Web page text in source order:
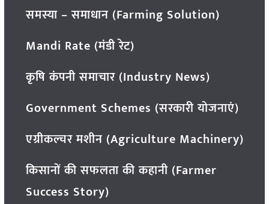
समस्या – समाधान (Farming Solution)
Mandi Rate (मंडी रेट)
कृषि कंपनी समाचार (Industry News)
Government Schemes (सरकारी योजनाएं)
एग्रीकल्चर मशीन (Agriculture Machinery)
किसानों की सफलता की कहानी (Farmer
Success Story)